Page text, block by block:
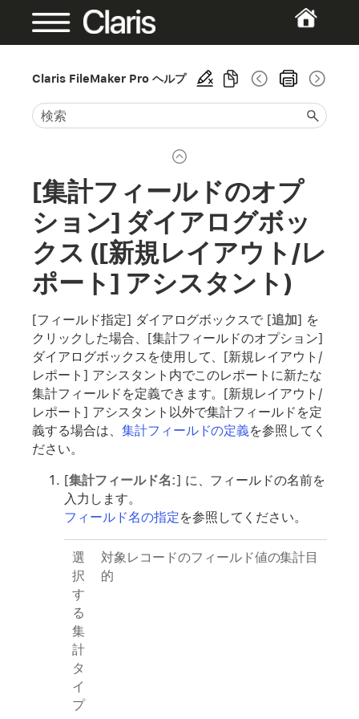
Claris FileMaker Pro ヘルプ
[集計フィールドのオプ
ション] ダイアログボッ
クス ([新規レイアウト/レ
ポート] アシスタント)
[フィールド指定] ダイアログボックスで [追加] を
クリックした場合、[集計フィールドのオプション]
ダイアログボックスを使用して、[新規レイアウト/
レポート] アシスタント内でこのレポートに新たな
集計フィールドを定義できます。[新規レイアウト/
レポート] アシスタント以外で集計フィールドを定
義する場合は、 集計フィールドの定義を参照してく
ださい。
[集計フィールド名:] に、フィールドの名前を
入力します。
フィールド名の指定を参照してください。
選
択
す
る
集
計
タ
イ
プ
対象レコードのフィールド値の集計目
的